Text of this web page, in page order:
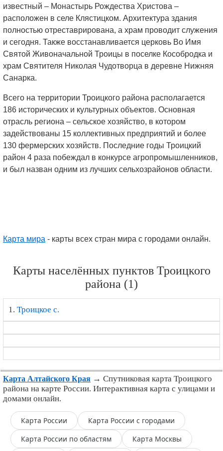
известный – Монастырь Рождества Христова –
расположен в селе Клястицком. Архитектура здания
полностью отреставрирована, а храм проводит служения
и сегодня. Также восстанавливается церковь Во Имя
Святой Живоначальной Троицы в поселке Кособродка и
храм Святителя Николая Чудотворца в деревне Нижняя
Санарка.
Всего на территории Троицкого района располагается
186 исторических и культурных объектов. Основная
отрасль региона – сельское хозяйство, в котором
задействованы 15 коллективных предприятий и более
130 фермерских хозяйств. Последние годы Троицкий
район 4 раза побеждал в конкурсе агропромышленников,
и был назван одним из лучших сельхозрайонов области.
Карта мира - карты всех стран мира с городами онлайн.
Карты населённых пунктов Троицкого
района (1)
1. Троицкое с.
Карта Алтайского Края → Спутниковая карта Троицкого
района на карте России. Интерактивная карта с улицами и
домами онлайн.
Карта России
Карта России с городами
Карта России по областям
Карта Москвы